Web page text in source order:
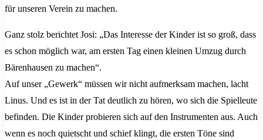
für unseren Verein zu machen.
Ganz stolz berichtet Josi: „Das Interesse der Kinder ist so groß, dass
es schon möglich war, am ersten Tag einen kleinen Umzug durch
Bärenhausen zu machen“.
Auf unser „Gewerk“ müssen wir nicht aufmerksam machen, lacht
Linus. Und es ist in der Tat deutlich zu hören, wo sich die Spielleute
befinden. Die Kinder probieren sich auf den Instrumenten aus. Auch
wenn es noch quietscht und schief klingt, die ersten Töne sind